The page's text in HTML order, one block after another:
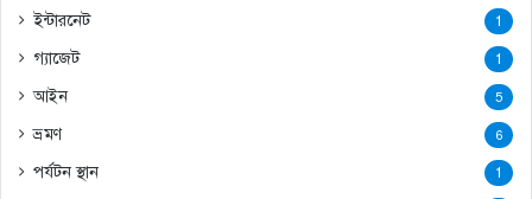
ইন্টারনেট 1
গ্যাজেট 1
আইন 5
ভ্রমণ 6
পর্যটন স্থান 1